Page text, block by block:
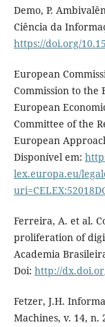
Demo, P.
Ciência da
https://doi.org/
European
Commission to the
European
Committee of the
European
Disponível em:
lex.europa.eu/
Ferreira, A. et al.
proliferation of
Academia
Doi: http://
Fetzer, J.H.
Machines, v. 14, n.